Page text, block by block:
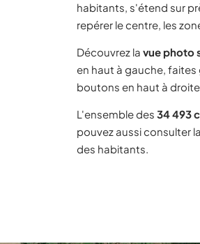
habitants, s'étend sur
repérer le centre, les
Découvrez la vue photo
en haut à gauche, faites
boutons en haut à
L'ensemble des 34 493
pouvez aussi consulter la
des habitants.